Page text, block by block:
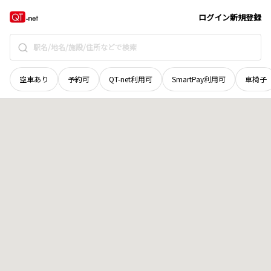
ログイン新規登録
空車あり 予約可 QT-net利用可 SmartPay利用可 車椅子
長野県